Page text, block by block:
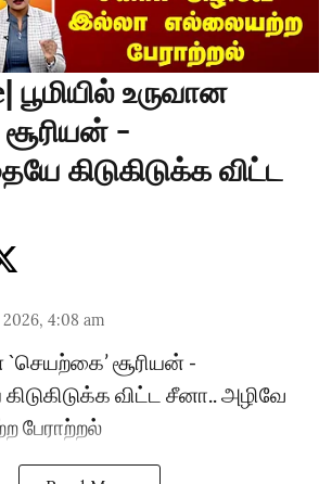
பூமியில் உருவான
-
கிடுகிடுக்க விட்ட
4:08 am
`செயற்கை’ சூரியன் -
விட்ட சீனா.. அழிவே
பேராற்றல்